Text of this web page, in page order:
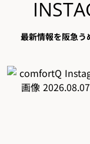
最新情報を阪急う